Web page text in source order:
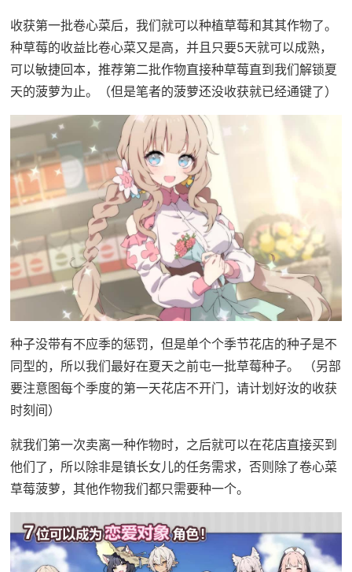
收获第一批卷心菜后，我们就可以种植草莓和其其作物了。
种草莓的收益比卷心菜又是高，并且只要5天就可以成熟，
可以敏捷回本，推荐第二批作物直接种草莓直到我们解锁夏
天的菠萝为止。（但是笔者的菠萝还没收获就已经通键了）
种子没带有不应季的惩罚，但是单个个季节花店的种子是不
同型的，所以我们最好在夏天之前屯一批草莓种子。 （另部
要注意图每个季度的第一天花店不开门，请计划好汝的收获
时刻间）
就我们第一次卖离一种作物时，之后就可以在花店直接买到
他们了，所以除非是镇长女儿的任务需求，否则除了卷心菜
草莓菠萝，其他作物我们都只需要种一个。